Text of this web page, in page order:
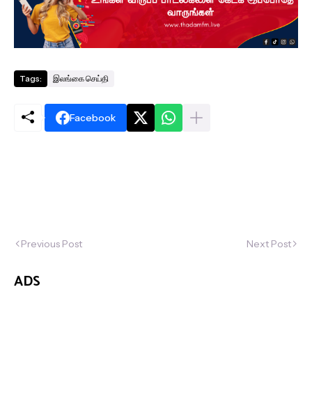
Tags: இலங்கை செய்தி
Facebook
Previous Post Next Post
ADS